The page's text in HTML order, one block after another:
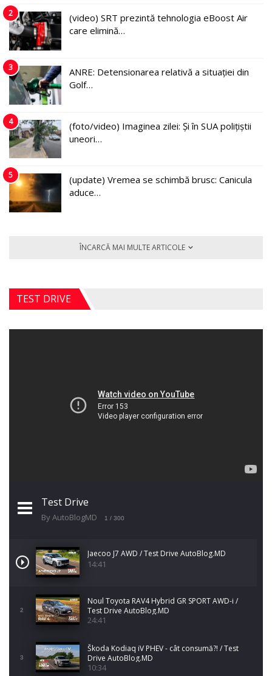
2
(video) SRT prezintă tehnologia eBoost Air
care elimină…
3
ANRE: Detensionarea relativă a situației din
Golf…
4
(foto/video) Imaginea zilei: Și în SUA polițiștii
uneori…
5
(update) Vremea se schimbă brusc: Canicula
aduce…
ÎNCARCĂ MAI MULTE ARTICOLE
TEST DRIVE
Test Drive
By AutoBlogMD 1 / 300
Jaecoo J7 AWD / Test Drive AutoBlog.MD
14:41
2
Noul Toyota RAV4 Hybrid GR SPORT AWD-i /
Test Drive AutoBlog.MD
24:41
3
Škoda Kodiaq iV PHEV - cât consumă?! / Test
Drive AutoBlog.MD
10:34